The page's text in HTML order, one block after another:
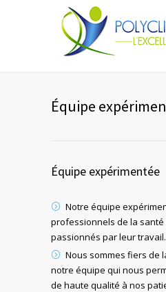
Équipe
Équipe expérimentée
Notre équipe
professionnels de la
passionnés par leur travail.
Nous sommes fiers de
notre équipe qui nous
de haute qualité à nos